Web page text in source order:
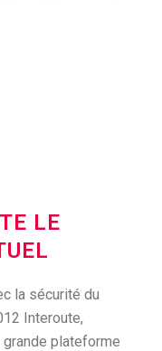
LE
la sécurité du
Interoute,
plateforme